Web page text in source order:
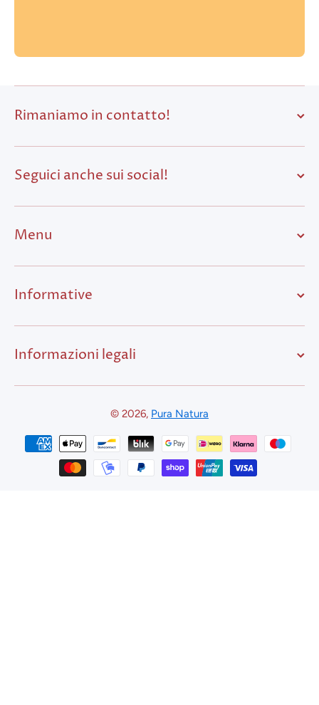
Rimaniamo in contatto!
Seguici anche sui social!
Menu
Informative
Informazioni legali
© 2026, Pura Natura
Metodi di pagamento